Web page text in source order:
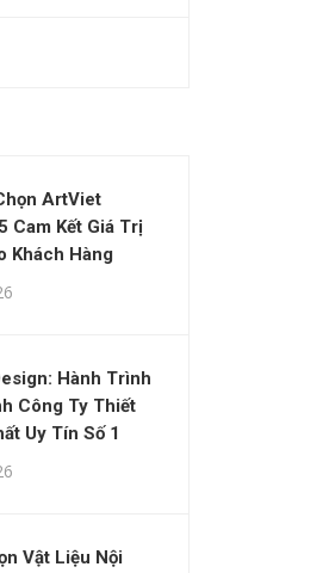
ArtViet
Cam Kết Giá Trị
Khách Hàng
Hành Trình
Công Ty Thiết
Uy Tín Số 1
Vật Liệu Nội